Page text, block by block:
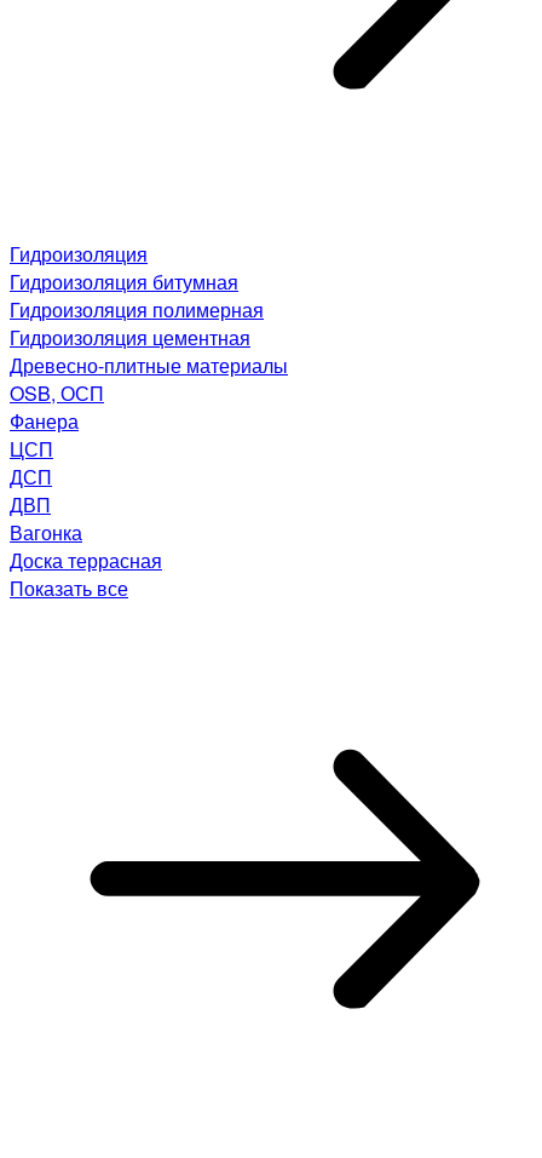
Гидроизоляция
Гидроизоляция битумная
Гидроизоляция полимерная
Гидроизоляция цементная
Древесно-плитные материалы
OSB, ОСП
Фанера
ЦСП
ДСП
ДВП
Вагонка
Доска террасная
Показать все